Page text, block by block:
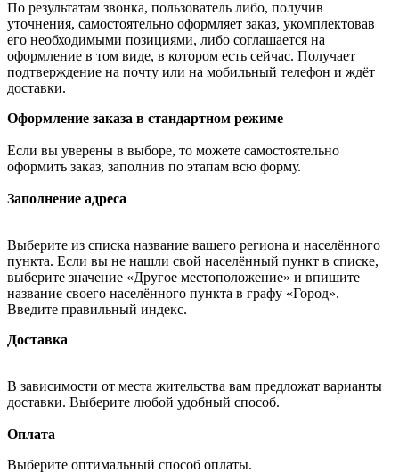
По результатам звонка, пользователь либо, получив
уточнения, самостоятельно оформляет заказ, укомплектовав
его необходимыми позициями, либо соглашается на
оформление в том виде, в котором есть сейчас. Получает
подтверждение на почту или на мобильный телефон и ждёт
доставки.
Оформление заказа в стандартном режиме
Если вы уверены в выборе, то можете самостоятельно
оформить заказ, заполнив по этапам всю форму.
Заполнение адреса
Выберите из списка название вашего региона и населённого
пункта. Если вы не нашли свой населённый пункт в списке,
выберите значение «Другое местоположение» и впишите
название своего населённого пункта в графу «Город».
Введите правильный индекс.
Доставка
В зависимости от места жительства вам предложат варианты
доставки. Выберите любой удобный способ.
Оплата
Выберите оптимальный способ оплаты.